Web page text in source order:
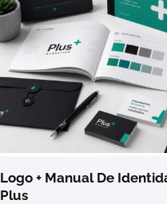
Logo + Manual De
Plus